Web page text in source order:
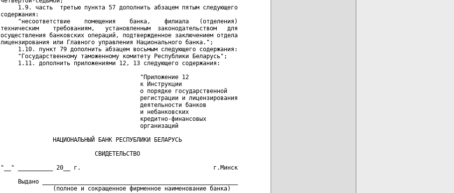
     1.9. часть  третью пункта 57 дополнить абзацем пятым следующего
содержания:
     "несоответствие    помещения    банка,    филиала   (отделения)
техническим    требованиям,   установленным  законодательством   для
осуществления банковских операций, подтвержденное заключением отдела
лицензирования или Главного управления Национального банка.";
     1.10. пункт 79 дополнить абзацем восьмым следующего содержания:
     "Государственному таможенному комитету Республики Беларусь";
     1.11. дополнить приложениями 12, 13 следующего содержания:
                                        "Приложение 12
                                        к Инструкции
                                        о порядке государственной
                                        регистрации и лицензирования
                                        деятельности банков
                                        и небанковских
                                        кредитно-финансовых
                                        организаций
               НАЦИОНАЛЬНЫЙ БАНК РЕСПУБЛИКИ БЕЛАРУСЬ
                           СВИДЕТЕЛЬСТВО
"__" __________ 20__ г.                                      г.Минск
     Выдано ________________________________________________________
               (полное и сокращенное фирменное наименование банка)